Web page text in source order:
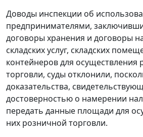
Доводы инспекции об
предпринимателями,
договоры хранения и договоры
складских услуг, складских
контейнеров для осуществления
торговли, суды отклонили,
доказательства,
достоверностью о намерении
передать данные площади для
них розничной торговли.